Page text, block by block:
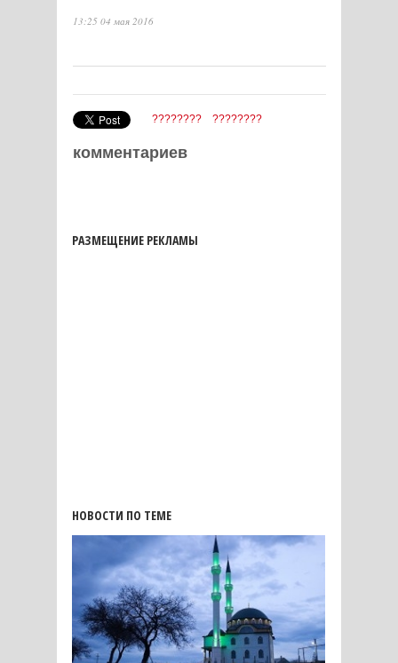
13:25 04 мая 2016
???????? ????????
комментариев
РАЗМЕЩЕНИЕ РЕКЛАМЫ
НОВОСТИ ПО ТЕМЕ